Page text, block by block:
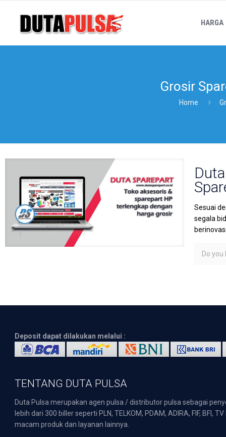
HARGA
Grosir
Home
Sesuai
segala
Do you
Deposit dapat dilakukan melalui :
TENTANG DUTA PULSA
Duta Pulsa merupakan agen pulsa / distributor pulsa sebagai
lebih dari 300 biller seperti PLN, TELKOM, PDAM, ADIRA, FIF,
macam produk dan layanan lainnya.